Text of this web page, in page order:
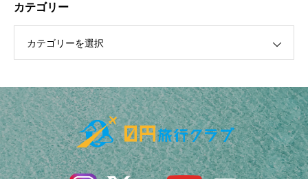
森戸大名神
カテゴリー
カテゴリーを選択